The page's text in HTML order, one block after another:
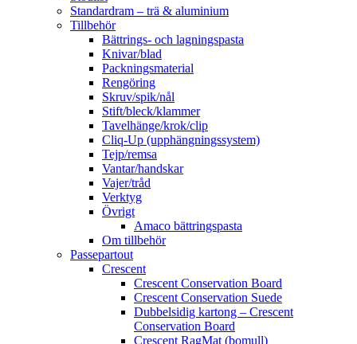
Standardram – trä & aluminium
Tillbehör
Bättrings- och lagningspasta
Knivar/blad
Packningsmaterial
Rengöring
Skruv/spik/nål
Stift/bleck/klammer
Tavelhänge/krok/clip
Cliq-Up (upphängningssystem)
Tejp/remsa
Vantar/handskar
Vajer/tråd
Verktyg
Övrigt
Amaco bättringspasta
Om tillbehör
Passepartout
Crescent
Crescent Conservation Board
Crescent Conservation Suede
Dubbelsidig kartong – Crescent
Conservation Board
Crescent RagMat (bomull)